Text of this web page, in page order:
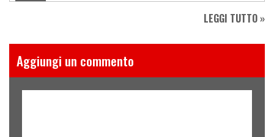
LEGGI TUTTO »
Aggiungi un commento